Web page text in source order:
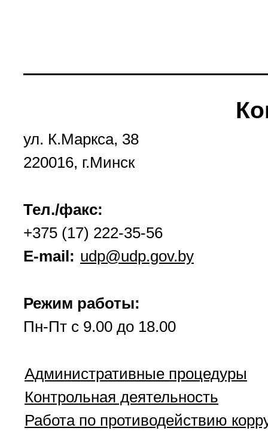
ул. К.Маркса, 38
220016, г.Минск
Тел./факс:
+375 (17) 222-35-56
E-mail: udp@udp.gov.by
Режим работы:
Пн-Пт с 9.00 до 18.00
Административные процедуры
Контрольная деятельность
Работа по противодействию